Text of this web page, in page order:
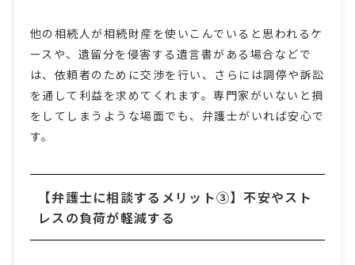
他の相続人が相続財産を使いこんでいると思われるケ
ースや、遺留分を侵害する遺言書がある場合などで
は、依頼者のために交渉を行い、さらには調停や訴訟
を通して利益を求めてくれます。専門家がいないと損
をしてしまうような場面でも、弁護士がいれば安心で
す。
【弁護士に相談するメリット③】不安やスト
レスの負荷が軽減する